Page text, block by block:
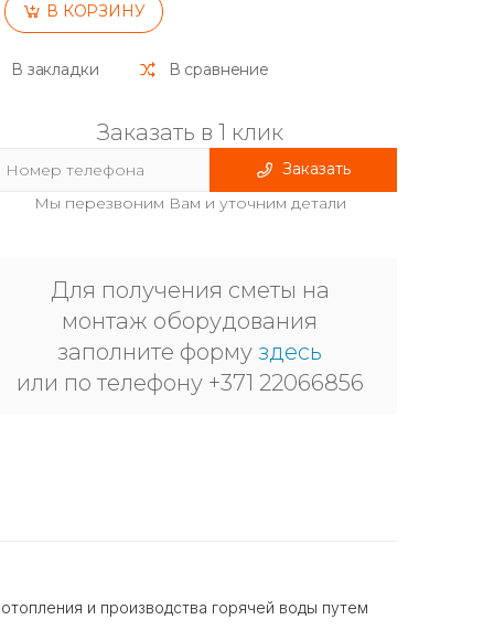
В КОРЗИНУ
В закладки В сравнение
Заказать в 1 клик
Заказать
Мы перезвоним Вам и уточним детали
Для получения сметы на
монтаж оборудования
заполните форму здесь
или по телефону +371 22066856
и производства горячей воды путем